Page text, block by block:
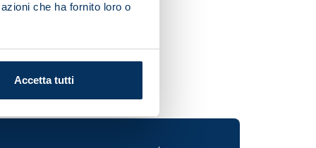
che ha fornito loro o
Accetta tutti
2-0 Napoli.